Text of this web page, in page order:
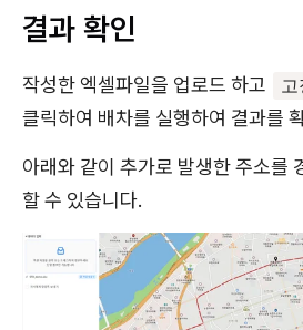
결과 확인
작성한 엑셀파일을 업로드 하고 고
클릭하여 배차를 실행하여 결과를
아래와 같이 추가로 발생한 주소를
할 수 있습니다.